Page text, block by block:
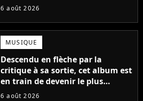
6 août 2026
MUSIQUE
Descendu en flèche par la
critique à sa sortie, cet album est
en train de devenir le plus
populaire de son auteur
6 août 2026